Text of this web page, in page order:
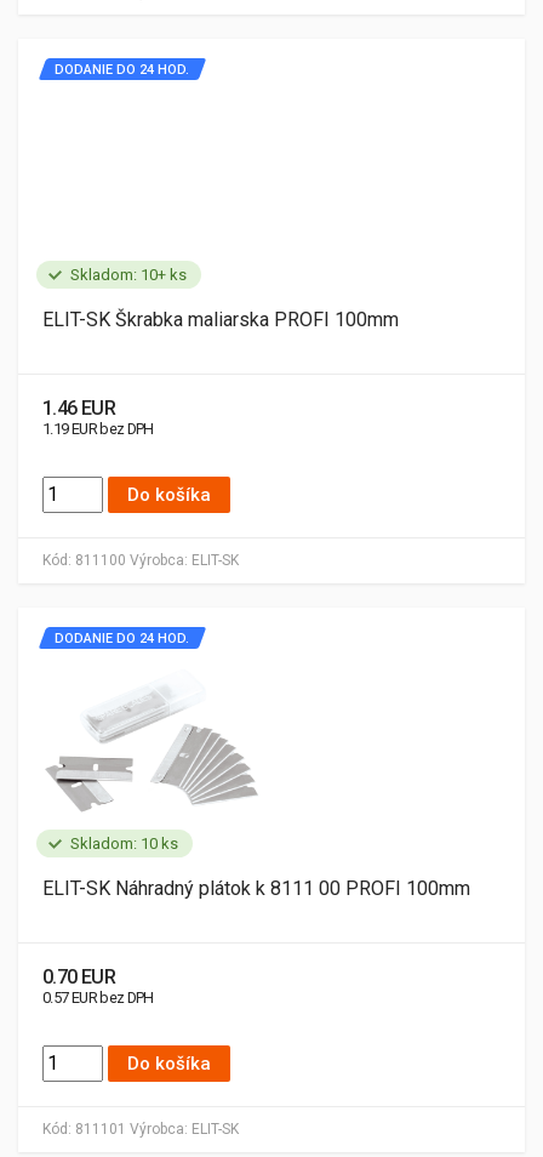
Skladom: 10+ ks
Kód: 811100 Výrobca: ELIT-SK
DODANIE DO 24 HOD.
ELIT-SK Škrabka maliarska PROFI 100mm
1.46 EUR
1.19 EUR bez DPH
Do košíka
Skladom: 10 ks
Kód: 811101 Výrobca: ELIT-SK
DODANIE DO 24 HOD.
ELIT-SK Náhradný plátok k 8111 00 PROFI 100mm
0.70 EUR
0.57 EUR bez DPH
Do košíka